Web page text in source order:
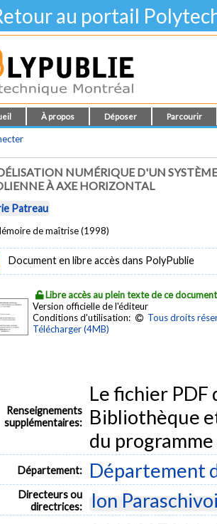
au portail
À propos Déposer Parcourir
NUMÉRIQUE D'UN
À AXE HORIZONTAL
Patreau
de maîtrise (1998)
Document en libre accès dans PolyPublie
Libre accès au plein texte de ce document
Version officielle de l'éditeur
Conditions d'utilisation:
Tous droits
Télécharger (4MB)
Renseignements
supplémentaires:
Le fichier
Bibliothèque
du programme
Département: Département
Directeurs ou
directrices:
Ion